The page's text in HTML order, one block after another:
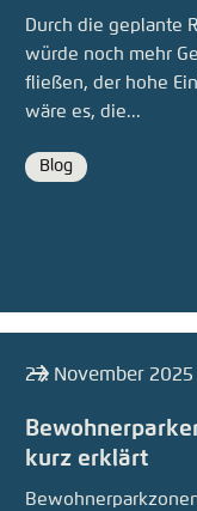
In die
Durch die geplante
würde noch mehr
fließen, der hohe
wäre es, die...
Format
Blog
27. November 2025
kurz erklärt
speichern